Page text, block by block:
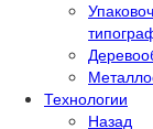
Технологии
Назад